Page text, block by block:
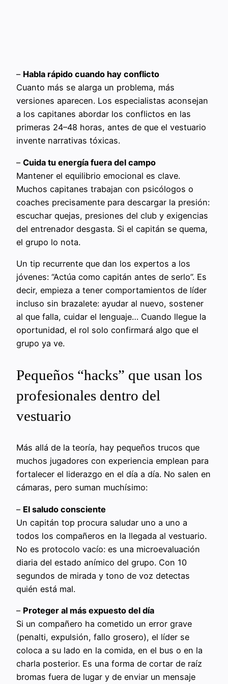
– Habla rápido cuando hay conflicto
Cuanto más se alarga un problema, más
versiones aparecen. Los especialistas aconsejan
a los capitanes abordar los conflictos en las
primeras 24–48 horas, antes de que el vestuario
invente narrativas tóxicas.
– Cuida tu energía fuera del campo
Mantener el equilibrio emocional es clave.
Muchos capitanes trabajan con psicólogos o
coaches precisamente para descargar la presión:
escuchar quejas, presiones del club y exigencias
del entrenador desgasta. Si el capitán se quema,
el grupo lo nota.
Un tip recurrente que dan los expertos a los
jóvenes: “Actúa como capitán antes de serlo”. Es
decir, empieza a tener comportamientos de líder
incluso sin brazalete: ayudar al nuevo, sostener
al que falla, cuidar el lenguaje… Cuando llegue la
oportunidad, el rol solo confirmará algo que el
grupo ya ve.
Pequeños “hacks” que usan los
profesionales dentro del
vestuario
Más allá de la teoría, hay pequeños trucos que
muchos jugadores con experiencia emplean para
fortalecer el liderazgo en el día a día. No salen en
cámaras, pero suman muchísimo:
– El saludo consciente
Un capitán top procura saludar uno a uno a
todos los compañeros en la llegada al vestuario.
No es protocolo vacío: es una microevaluación
diaria del estado anímico del grupo. Con 10
segundos de mirada y tono de voz detectas
quién está mal.
– Proteger al más expuesto del día
Si un compañero ha cometido un error grave
(penalti, expulsión, fallo grosero), el líder se
coloca a su lado en la comida, en el bus o en la
charla posterior. Es una forma de cortar de raíz
bromas fuera de lugar y de enviar un mensaje